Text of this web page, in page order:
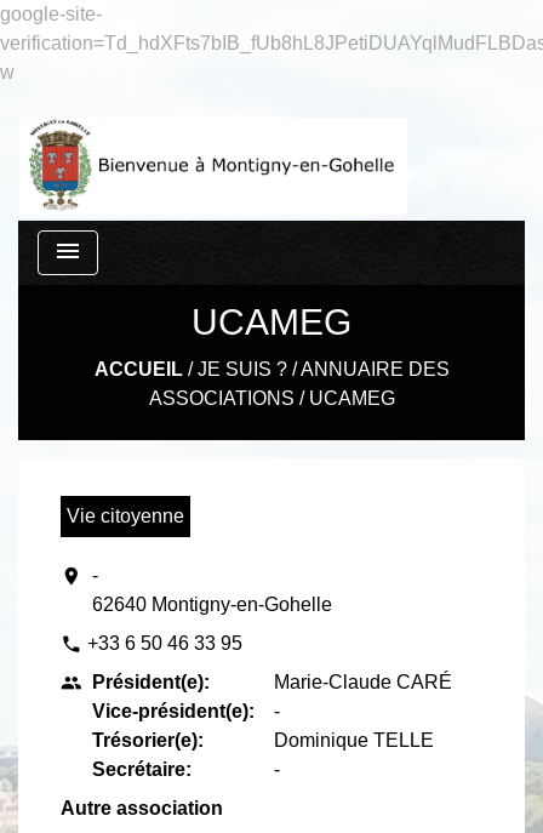
google-site-
w
menu
UCAMEG
ACCUEIL/JE SUIS ?/ANNUAIRE DES
ASSOCIATIONS / UCAMEG
Vie citoyenne
location_on
-
62640 Montigny-en-Gohelle
phone +33 6 50 46 33 95
people
Président(e):
Vice-président(e):
Trésorier(e):
Secrétaire:
Marie-Claude CARÉ
-
Dominique TELLE
-
Autre association